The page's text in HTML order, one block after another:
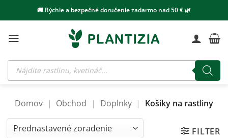
to
🚚 Rýchle a bezpečné doručenie zadarmo nad 50 € 🌿
Products
search
Domov | Obchod | Doplnky | Košíky na rastliny
FILTER